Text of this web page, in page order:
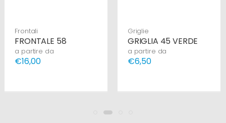
Frontali
FRONTALE 58
a partire da
€16,00
Griglie
GRIGLIA 45 VERDE
a partire da
€6,50